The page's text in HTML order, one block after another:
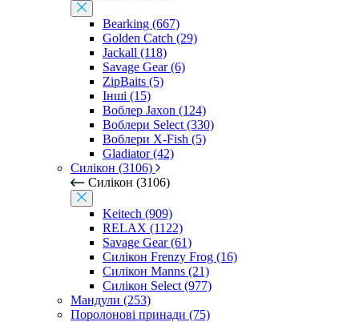
Bearking (667)
Golden Catch (29)
Jackall (118)
Savage Gear (6)
ZipBaits (5)
Інші (15)
Воблер Jaxon (124)
Воблери Select (330)
Воблери X-Fish (5)
Gladiator (42)
Силікон (3106)
Силікон (3106)
Keitech (909)
RELAX (1122)
Savage Gear (61)
Силікон Frenzy Frog (16)
Силікон Manns (21)
Силікон Select (977)
Мандули (253)
Поролонові принади (75)